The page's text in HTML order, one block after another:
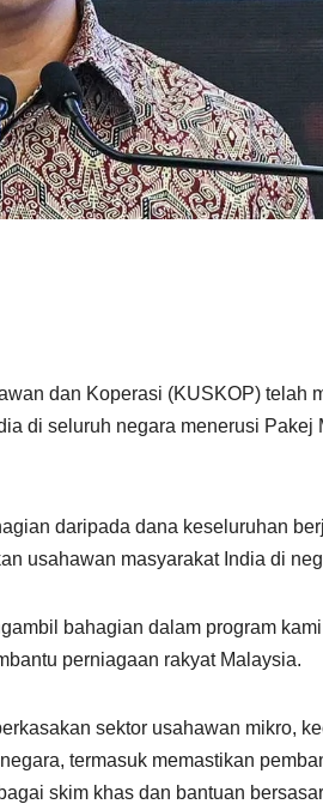
dan Koperasi (KUSKOP) telah
di seluruh negara menerusi Pakej
daripada dana keseluruhan
usahawan masyarakat India di
bahagian dalam program
perniagaan rakyat Malaysia.
sektor usahawan mikro,
termasuk memastikan
skim khas dan bantuan